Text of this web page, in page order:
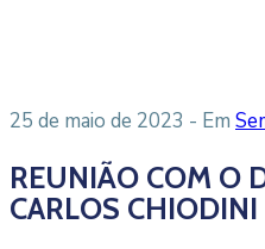
25 de maio de 2023 - Em
REUNIÃO COM O
CARLOS CHIODINI